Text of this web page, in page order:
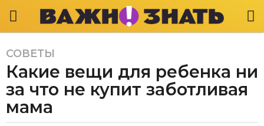
5
л
т
a
СОВЕТЫ
Какие вещи для ребенка ни
за что не купит заботливая
мама